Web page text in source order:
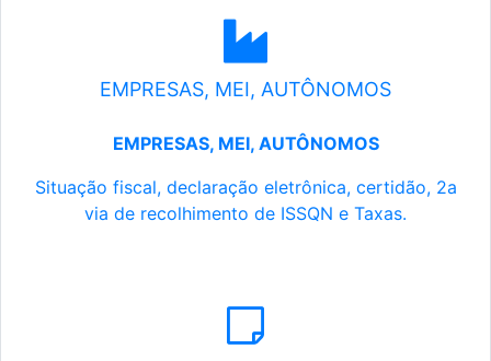
EMPRESAS, MEI, AUTÔNOMOS
EMPRESAS, MEI, AUTÔNOMOS
Situação fiscal, declaração eletrônica, certidão, 2a
via de recolhimento de ISSQN e Taxas.